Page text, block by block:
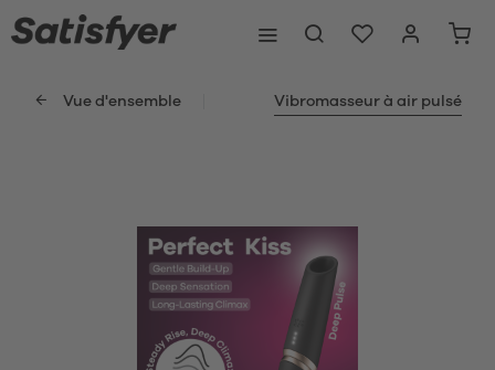
Vue d'ensemble Vibromasseur à air pulsé